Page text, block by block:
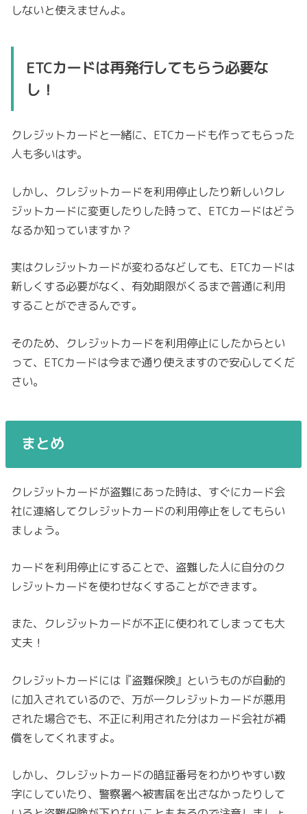
しないと使えませんよ。
ETCカードは再発行してもらう必要な
し！
クレジットカードと一緒に、ETCカードも作ってもらった
人も多いはず。
しかし、クレジットカードを利用停止したり新しいクレ
ジットカードに変更したりした時って、ETCカードはどう
なるか知っていますか？
実はクレジットカードが変わるなどしても、ETCカードは
新しくする必要がなく、有効期限がくるまで普通に利用
することができるんです。
そのため、クレジットカードを利用停止にしたからとい
って、ETCカードは今まで通り使えますので安心してくだ
さい。
まとめ
クレジットカードが盗難にあった時は、すぐにカード会
社に連絡してクレジットカードの利用停止をしてもらい
ましょう。
カードを利用停止にすることで、盗難した人に自分のク
レジットカードを使わせなくすることができます。
また、クレジットカードが不正に使われてしまっても大
丈夫！
クレジットカードには『盗難保険』というものが自動的
に加入されているので、万が一クレジットカードが悪用
された場合でも、不正に利用された分はカード会社が補
償をしてくれますよ。
しかし、クレジットカードの暗証番号をわかりやすい数
字にしていたり、警察署へ被害届を出さなかったりして